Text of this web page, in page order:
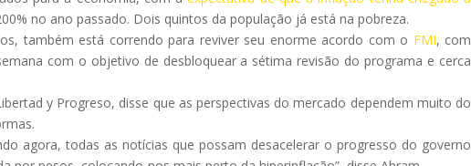
no ano passado. Dois quintos da população já está na pobreza.
também está correndo para reviver seu enorme acordo com o FMI, com
com o objetivo de desbloquear a sétima revisão do programa e cerca
y Progreso, disse que as perspectivas do mercado dependem muito do
agora, todas as notícias que possam desacelerar o progresso do governo